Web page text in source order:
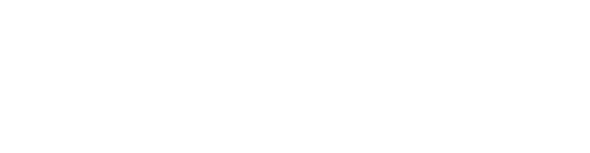
zur Wahl. Darüber hinaus überzeugt